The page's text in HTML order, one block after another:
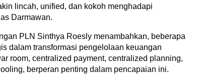
lincah, unified, dan kokoh menghadapi
Darmawan.
PLN Sinthya Roesly menambahkan, beberapa
dalam transformasi pengelolaan keuangan
room, centralized payment, centralized planning,
berperan penting dalam pencapaian ini.